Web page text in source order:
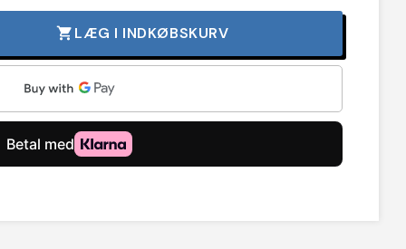
shopping_cart LÆG I INDKØBSKURV